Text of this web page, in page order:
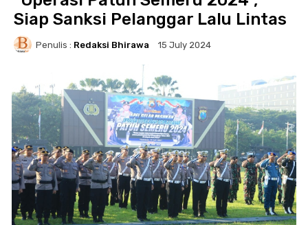
Siap Sanksi Pelanggar Lalu Lintas
Penulis : Redaksi Bhirawa 15 July 2024